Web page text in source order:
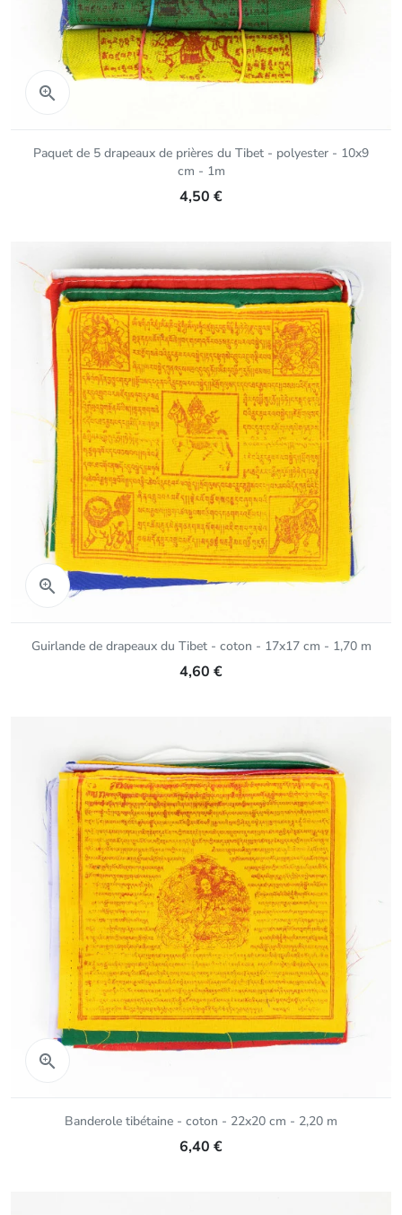

Paquet de 5 drapeaux de prières du Tibet - polyester - 10x9
cm - 1m
4,50 €
 Aperçu rapide
Guirlande de drapeaux du Tibet - coton - 17x17 cm - 1,70 m
4,60 €

Banderole tibétaine - coton - 22x20 cm - 2,20 m
6,40 €